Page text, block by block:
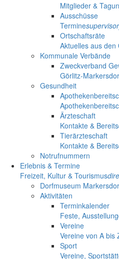
Mitglieder &
Ausschüsse
Termine
Ortschaftsräte
Aktuelles aus den
Kommunale Verbände
Zweckverband
Görlitz-
Gesundheit
Ärzteschaft
Kontakte &
Tierärzteschaft
Kontakte &
Notrufnummern
Erlebnis & Termine
Freizeit, Kultur & Tourismus
Dorfmuseum
Aktivitäten
Terminkalender
Feste,
Vereine
Vereine von A bis
Sport
Vereine,